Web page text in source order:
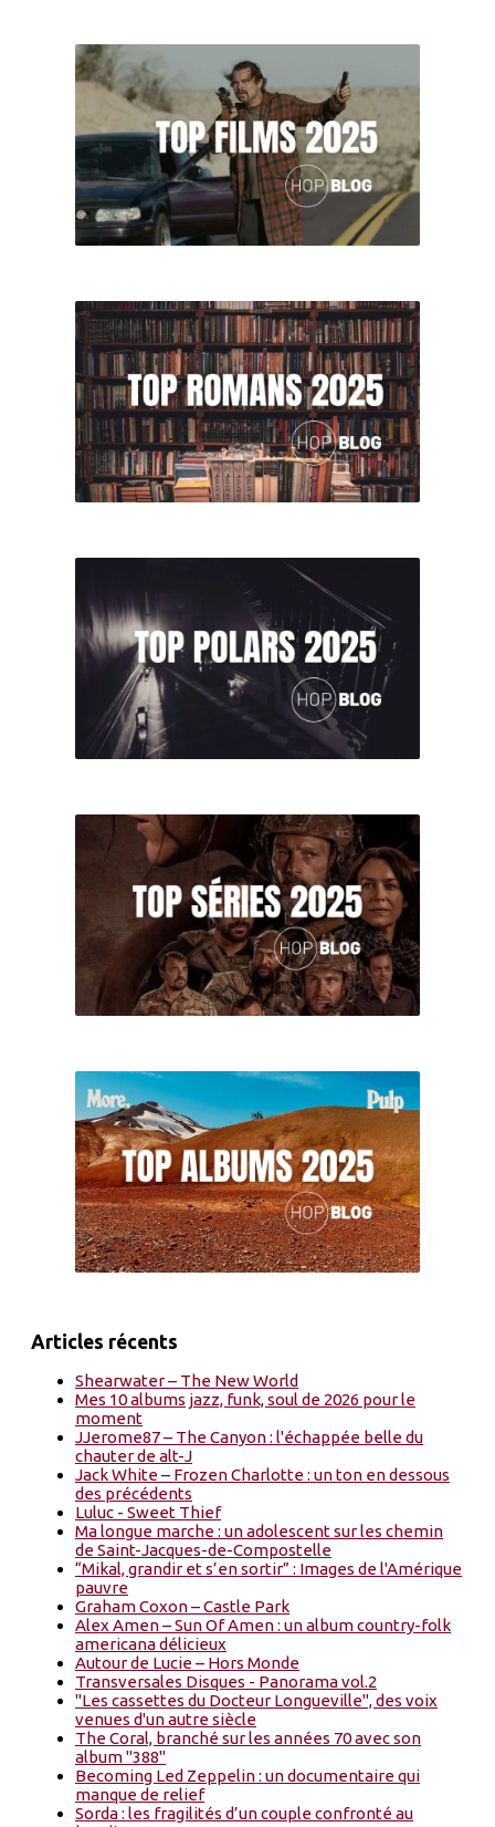
Articles récents
Shearwater – The New World
Mes 10 albums jazz, funk, soul de 2026 pour le
moment
JJerome87 – The Canyon : l'échappée belle du
chauter de alt-J
Jack White – Frozen Charlotte : un ton en dessous
des précédents
Luluc - Sweet Thief
Ma longue marche : un adolescent sur les chemin
de Saint-Jacques-de-Compostelle
“Mikal, grandir et s’en sortir” : Images de l'Amérique
pauvre
Graham Coxon – Castle Park
Alex Amen – Sun Of Amen : un album country-folk
americana délicieux
Autour de Lucie – Hors Monde
Transversales Disques - Panorama vol.2
"Les cassettes du Docteur Longueville", des voix
venues d'un autre siècle
The Coral, branché sur les années 70 avec son
album "388"
Becoming Led Zeppelin : un documentaire qui
manque de relief
Sorda : les fragilités d’un couple confronté au